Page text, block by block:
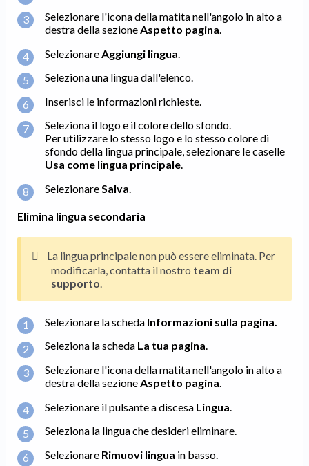
Selezionare l'icona della matita nell'angolo in alto a
destra della sezioneAspetto pagina.
Selezionare Aggiungi lingua
Seleziona una lingua dall'elenco.
Inserisci le informazioni richieste.
Seleziona il logo e il colore dello sfondo.
Per utilizzare lo stesso logo e lo stesso colore di
sfondo della lingua principale, selezionare le caselle
Usa come lingua principale.
SelezionareSalva.
Elimina lingua secondaria
La lingua principale non può essere eliminata. Per
modificarla, contatta il nostro team di
supporto.
Selezionare la scheda Informazioni sulla pagina.
Seleziona la scheda La tua pagina.
Selezionare l'icona della matita nell'angolo in alto a
destra della sezioneAspetto pagina.
Selezionare il pulsante a discesa Lingua
Seleziona la lingua che desideri eliminare.
Selezionare Rimuovi lingua in basso.